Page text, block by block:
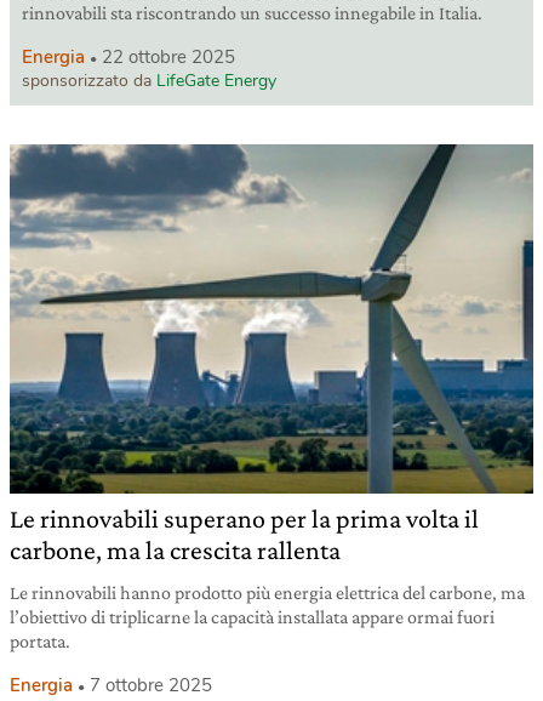
rinnovabili sta riscontrando un successo innegabile in Italia.
Energia 22 ottobre 2025
sponsorizzato da LifeGate Energy
Le rinnovabili superano per la prima volta il
carbone, ma la crescita rallenta
Le rinnovabili hanno prodotto più energia elettrica del carbone, ma
l’obiettivo di triplicarne la capacità installata appare ormai fuori
portata.
Energia 7 ottobre 2025